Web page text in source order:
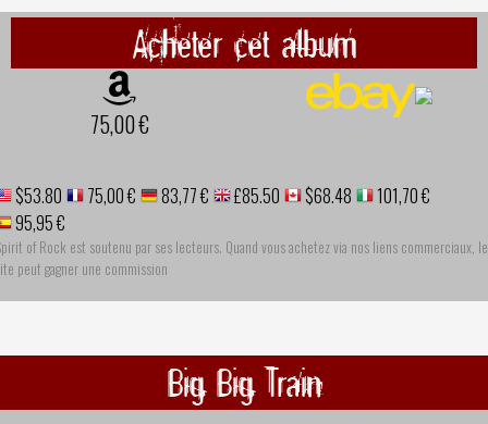
Acheter cet album
75,00 €
$53.80 75,00 € 83,77 € £85.50 $68.48
101,70 €
95,95 €
of Rock est soutenu par ses lecteurs. Quand vous achetez via nos liens commerciaux, le
peut gagner une commission
Big Big Train